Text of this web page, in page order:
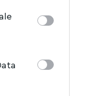
it to